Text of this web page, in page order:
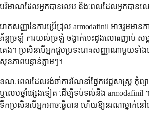
បរិមាណដែលអ្នកបានលេប និងពេលដែលអ្នកបានលេ
រោគសញ្ញានៃការប្រើជ្រុល armodafinil អាចរួមមានកា
ភ័ន្តច្រឡំ ការយល់ច្រឡំ ចង្វាក់បេះដូងលោតញាប់ ស
គេង។ ប្រសិនបើអ្នកជួបប្រទះរោគសញ្ញាណាមួយទាំងន
សុខភាពបន្ទាន់ភ្លាមៗ។
ខណៈពេលដែលរង់ចាំការណែនាំផ្នែកវេជ្ជសាស្ត្រ កុំព្យា
ឬលេបថ្នាំផ្សេងទៀត ដើម្បីទប់ទល់នឹង armodafinil ។
ទឹកប្រសិនបើអ្នកអាចធ្វើបាន ហើយឱ្យនរណាម្នាក់នៅ